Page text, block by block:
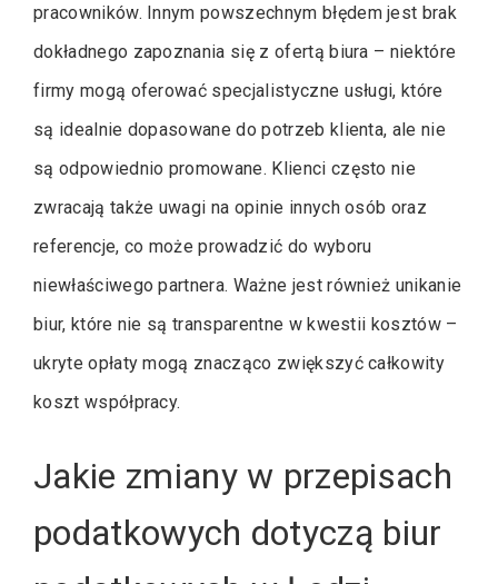
pracowników. Innym powszechnym błędem jest brak
dokładnego zapoznania się z ofertą biura – niektóre
firmy mogą oferować specjalistyczne usługi, które
są idealnie dopasowane do potrzeb klienta, ale nie
są odpowiednio promowane. Klienci często nie
zwracają także uwagi na opinie innych osób oraz
referencje, co może prowadzić do wyboru
niewłaściwego partnera. Ważne jest również unikanie
biur, które nie są transparentne w kwestii kosztów –
ukryte opłaty mogą znacząco zwiększyć całkowity
koszt współpracy.
Jakie zmiany w przepisach
podatkowych dotyczą biur